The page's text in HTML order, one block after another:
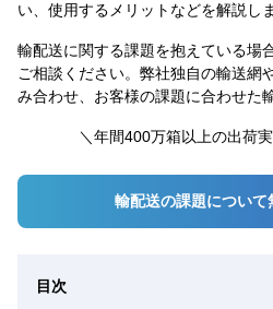
い、使用するメリットなどを解説しま
輸配送に関する課題を抱えている場
ご相談ください。弊社独自の輸送網
み合わせ、お客様の課題に合わせた
＼年間400万箱以上の出荷
輸配送の課題について
目次